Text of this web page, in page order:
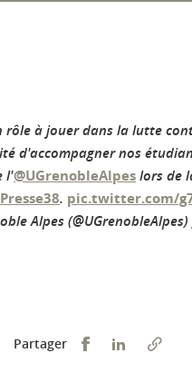
rôle à jouer dans la lutte
d'accompagner nos
l'@UGrenobleAlpeslors de
. pic.twitter.com/
Alpes (@UGrenobleAlpes)
Partager Partager sur